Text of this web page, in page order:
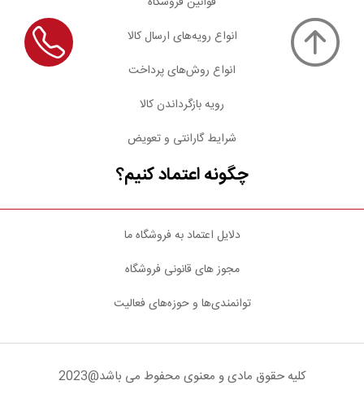
انواع رویه‌های ارسال کالا
انواع روش‌های پرداخت
رویه بازگرداندن کالا
شرایط گارانتی و تعویض
چگونه اعتماد کنیم؟
دلایل اعتماد به فروشگاه ما
مجوز های قانونی فروشگاه
توانمندی‌ها و حوزه‌های فعالیت
کلیه حقوق مادی و معنوی محفوط می باشد@2023